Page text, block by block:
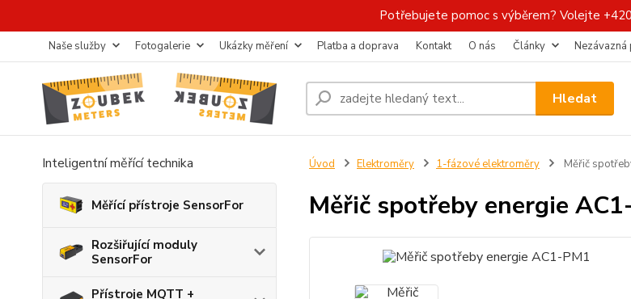
Potřebujete pomoc s výběrem? Volejte
Naše služby Fotogalerie Ukázky měření Platba a doprava Kontakt O nás Články Nezávazná
Hledat
Inteligentní měřící technika
Měřící přístroje SensorFor
Rozšiřující moduly
SensorFor
Přístroje MQTT +
Úvod Elektroměry 1-fázové elektroměry Měřič
Měřič spotřeby energie